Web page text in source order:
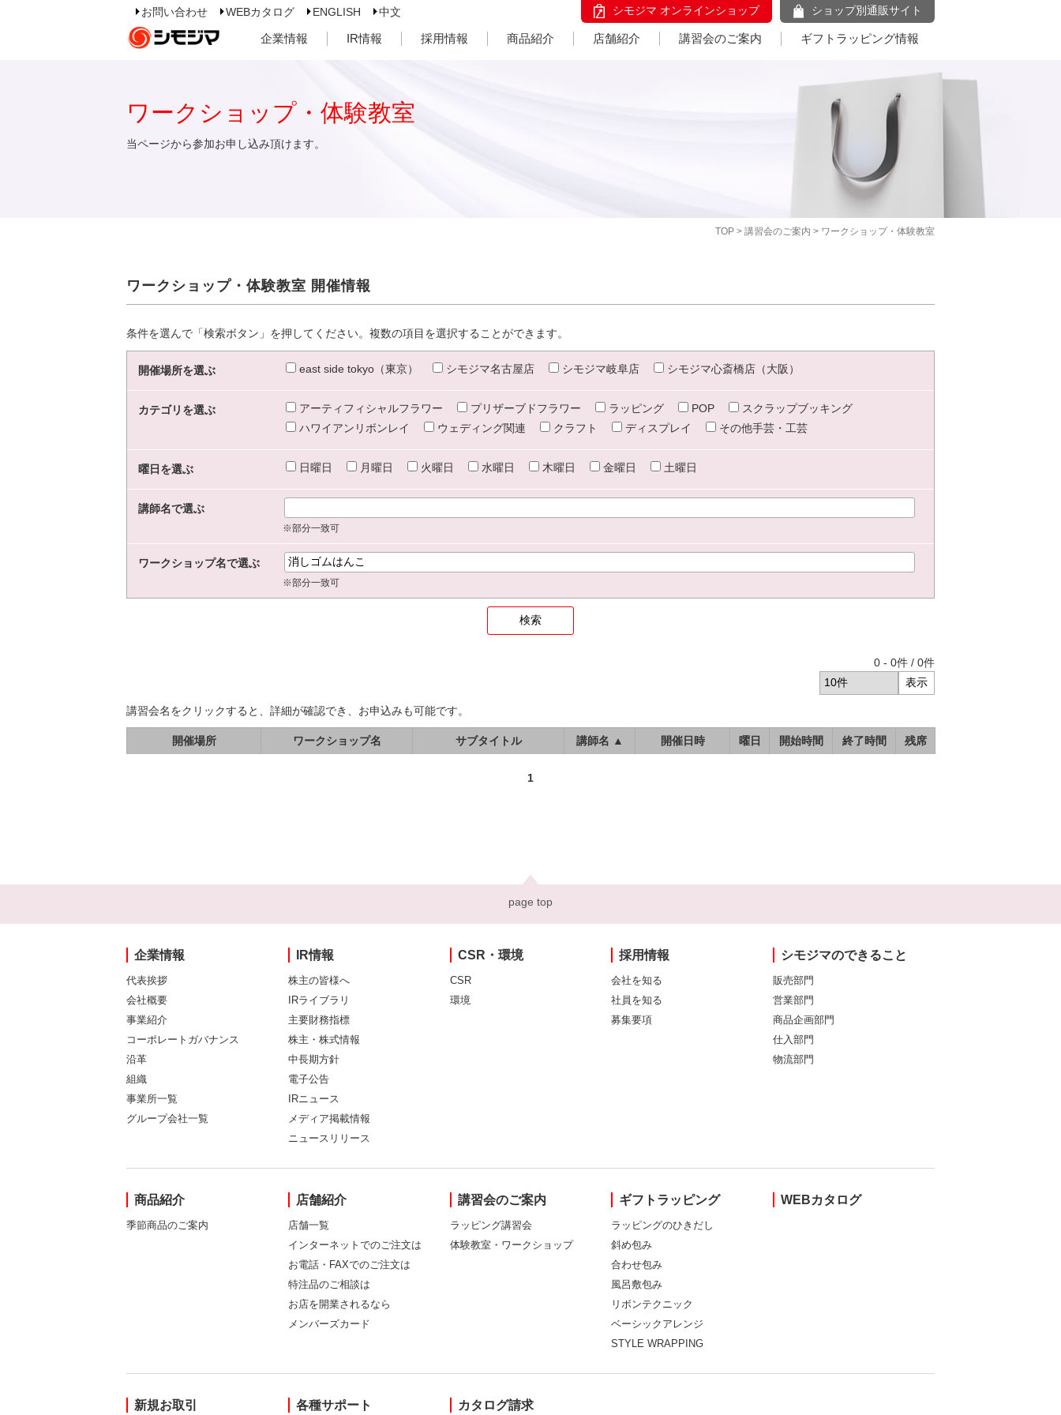
お問い合わせ WEBカタログ ENGLISH 中文 シモジマ オンラインショップ ショップ別通販サイト
企業情報 IR情報 採用情報 商品紹介 店舗紹介 講習会のご案内 ギフトラッピング情報
TOP > 講習会のご案内 > ワークショップ・体験教室
ワークショップ・体験教室
当ページから参加お申し込み頂けます。
ワークショップ・体験教室 開催情報
条件を選んで「検索ボタン」を押してください。複数の項目を選択することができます。
開催場所を選ぶ east side tokyo（東京） シモジマ名古屋店 シモジマ岐阜店 シモジマ心斎橋店（大阪）
カテゴリを選ぶ アーティフィシャルフラワー プリザーブドフラワー ラッピング POP
スクラップブッキング
ハワイアンリボンレイ
ウェディング関連 クラフト ディスプレイ その他手芸・工芸
曜日を選ぶ 日曜日 月曜日 火曜日 水曜日 木曜日 金曜日 土曜日
講師名で選ぶ
※部分一致可
ワークショップ名で選ぶ
※部分一致可
0 - 0件 / 0件
講習会名をクリックすると、詳細が確認でき、お申込みも可能です。
開催場所 ワークショップ名 サブタイトル 講師名 ▲ 開催日時 曜日 開始時間 終了時間 残席
1
page top
企業情報
代表挨拶
会社概要
事業紹介
コーポレートガバナンス
沿革
組織
事業所一覧
グループ会社一覧
IR情報
株主の皆様へ
IRライブラリ
主要財務指標
株主・株式情報
中長期方針
電子公告
IRニュース
メディア掲載情報
ニュースリリース
CSR・環境
CSR
環境
採用情報
会社を知る
社員を知る
募集要項
シモジマのできること
販売部門
営業部門
商品企画部門
仕入部門
物流部門
商品紹介
季節商品のご案内
店舗紹介
店舗一覧
インターネットでのご注文は
お電話・FAXでのご注文は
特注品のご相談は
お店を開業されるなら
メンバーズカード
講習会のご案内
ラッピング講習会
体験教室・ワークショップ
ギフトラッピング
ラッピングのひきだし
斜め包み
合わせ包み
風呂敷包み
リボンテクニック
ベーシックアレンジ
STYLE WRAPPING
WEBカタログ
新規お取引 各種サポート カタログ請求